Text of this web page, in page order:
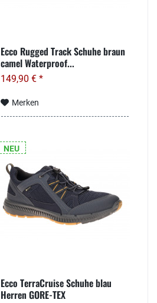
Ecco Rugged Track Schuhe braun
camel Waterproof...
149,90 € *
Merken
NEU
Ecco TerraCruise Schuhe blau
Herren GORE-TEX